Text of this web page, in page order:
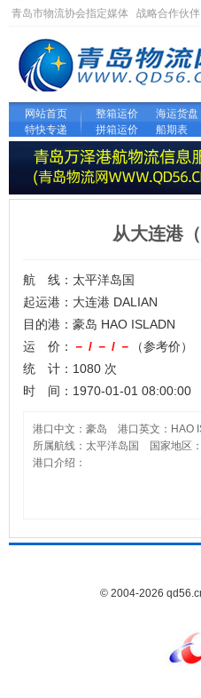
青岛市物流协会指定媒体 战略合作伙伴
网站首页 整箱运价 海运货盘
特快专递
拼箱运价 船期表
从大连港
航 线：太平洋岛国
起运港：大连港 DALIAN
目的港：豪岛 HAO ISLADN
运 价：
－ / － / －
（参考价）
统 计：1080 次
时 间：1970-01-01 08:00:00
港口中文：豪岛 港口英文：HAO
所属航线：太平洋岛国 国家地区
港口介绍：
© 2004-2026